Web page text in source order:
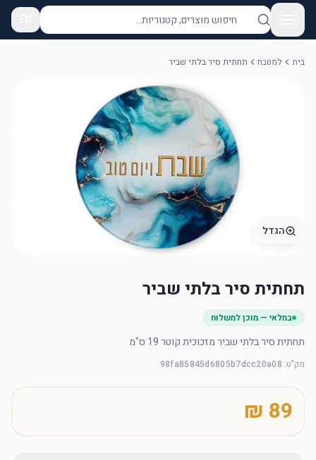
בית למטבח תחתית סיר בלתי שביר
הגדל
תחתית סיר בלתי שביר
במלאי — מוכן למשלוח
תחתית סיר בלתי שביר מזכוכית קוטר 19 ס"מ
מק"ט:
98fa85845d6805b7dcc20a08